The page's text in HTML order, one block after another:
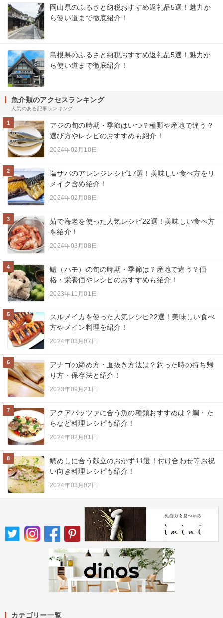
岡山県のふるさと納税おすすめ返礼品5選！魅力か
ら使い道まで徹底紹介！
島根県のふるさと納税おすすめ返礼品5選！魅力か
ら使い道まで徹底紹介！
魚介類のアクセスランキング
人気のある記事ランキング
1
アジの旬の時期・季節はいつ？種類や産地で違う？
選び方やレシピのおすすめも紹介！
2024年02月10日
2
塩サバのアレンジレシピ17選！美味しい食べ方をリ
メイク含め紹介！
2024年02月08日
3
茹で海老を使った人気レシピ22選！美味しい食べ方
を紹介！
2024年03月08日
4
鱧（ハモ）の旬の時期・季節は？産地で違う？価
格・栄養価やレシピのおすすめも紹介！
2023年11月01日
5
スルメイカを使った人気レシピ22選！美味しい食べ
方やメイン料理を紹介！
2024年03月07日
6
アナゴの締め方・血抜き方法は？釣った時の持ち帰
り方・保存法と紹介！
2023年09月21日
7
アクアパッツァに合う魚の種類おすすめは？鯛・た
らなど料理レシピも紹介！
2024年02月01日
8
鯛めしに合う献立のおかず11選！付け合わせ等お祝
い向き料理レシピも紹介！
2024年03月02日
カテゴリー一覧